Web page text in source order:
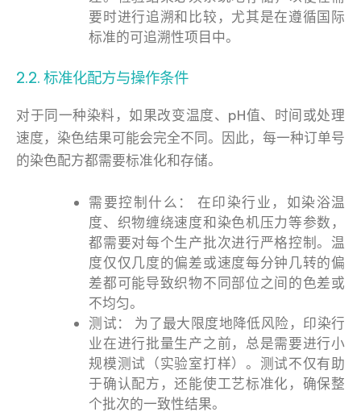
要时进行追溯和比较，尤其是在遵循国际
标准的可追溯性项目中。
2.2. 标准化配方与操作条件
对于同一种染料，如果改变温度、pH值、时间或处理
速度，染色结果可能会完全不同。因此，每一种订单号
的染色配方都需要标准化和存储。
需要控制什么： 在印染行业，如染浴温
度、织物缠绕速度和染色机压力等参数，
都需要对每个生产批次进行严格控制。温
度仅仅几度的偏差或速度每分钟几转的偏
差都可能导致织物不同部位之间的色差或
不均匀。
测试： 为了最大限度地降低风险，印染行
业在进行批量生产之前，总是需要进行小
规模测试（实验室打样）。测试不仅有助
于确认配方，还能使工艺标准化，确保整
个批次的一致性结果。